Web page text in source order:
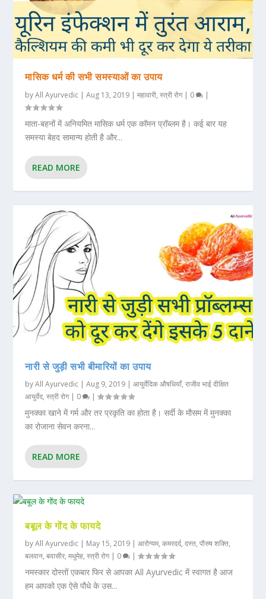
मासिक धर्म की सभी समस्याओं का उपाय
byAll Ayurvedic |Aug 13, 2019 |महावारी,स्त्री रोग| 0 |
माता-बहनों में अनियमित मासिक धर्म एक कॉमन प्रॉब्लम है। कई बार यह
समस्या बेहद सामान्य होती है और...
READ MORE
नारी से जुड़ी सभी बीमारियों का उपाय
byAll Ayurvedic |Aug 9, 2019 |आयुर्वेदिक औषधियाँ,राजीव भाई दीक्षित
आयुर्वेद,स्त्री रोग| 0 |
मुनक्का खाने में गर्म और तर प्रकृति का होता है। सर्दी के मौसम में मुनक्का
का रोजाना सेवन करना...
READ MORE
बबूल के गोंद के फायदे
byAll Ayurvedic May 15, 2019 |आरोग्यम,कमरदर्द,दस्त,पौरुष शक्ति,
बलवान,बवासीर,मधुमेह,स्त्री रोग| 0 |
नमस्कार दोस्तों एकबार फिर से आपका All Ayurvedic में स्वागत है आज
हम आपको एक ऐसे पौधे के उस...